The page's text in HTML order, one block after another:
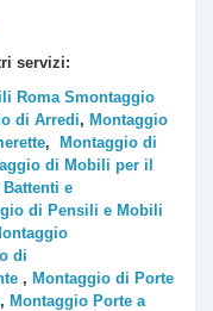
servizi:
Roma Smontaggio
di Arredi, Montaggio
,
Montaggio di
di Mobili per il
e
di Pensili e Mobili
di
, Montaggio di Porte
, Montaggio Porte a